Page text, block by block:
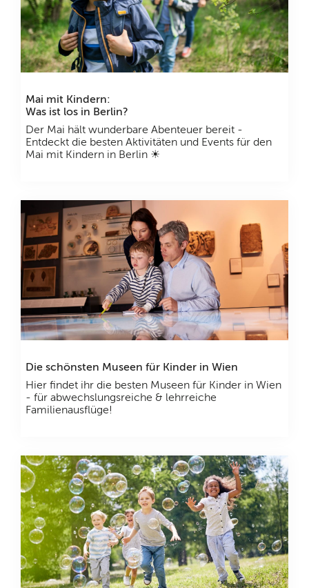
Mai mit Kindern:
Was ist los in Berlin?
Der Mai hält wunderbare Abenteuer bereit -
Entdeckt die besten Aktivitäten und Events für den
Mai mit Kindern in Berlin ☀
Die schönsten Museen für Kinder in Wien
Hier findet ihr die besten Museen für Kinder in Wien
- für abwechslungsreiche & lehrreiche
Familienausflüge!